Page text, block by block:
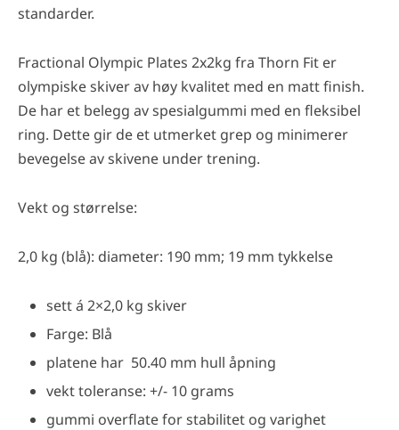
standarder.
Fractional Olympic Plates 2x2kg fra Thorn Fit er
olympiske skiver av høy kvalitet med en matt finish.
De har et belegg av spesialgummi med en fleksibel
ring. Dette gir de et utmerket grep og minimerer
bevegelse av skivene under trening.
Vekt og størrelse:
2,0 kg (blå): diameter: 190 mm; 19 mm tykkelse
sett á 2×2,0 kg skiver
Farge: Blå
platene har 50.40 mm hull åpning
vekt toleranse: +/- 10 grams
gummi overflate for stabilitet og varighet